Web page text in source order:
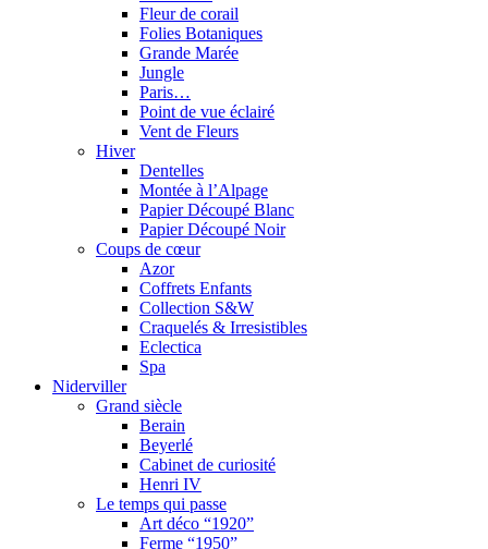
Fleur de corail
Folies Botaniques
Grande Marée
Jungle
Paris…
Point de vue éclairé
Vent de Fleurs
Hiver
Dentelles
Montée à l’Alpage
Papier Découpé Blanc
Papier Découpé Noir
Coups de cœur
Azor
Coffrets Enfants
Collection S&W
Craquelés & Irresistibles
Eclectica
Spa
Niderviller
Grand siècle
Berain
Beyerlé
Cabinet de curiosité
Henri IV
Le temps qui passe
Art déco “1920”
Ferme “1950”